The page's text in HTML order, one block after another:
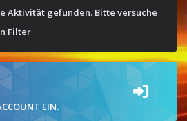
Aktivität gefunden. Bitte versuche
Filter
EIN.